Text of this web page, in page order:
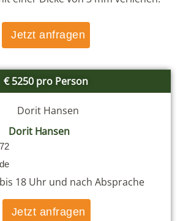
Jetzt anfragen
€ 5250 pro Person
Dorit Hansen
18 Uhr und nach Absprache
Jetzt anfragen